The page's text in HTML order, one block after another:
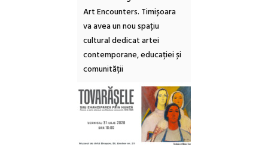
Art Encounters. Timișoara
va avea un nou spațiu
cultural dedicat artei
contemporane, educației și
comunității